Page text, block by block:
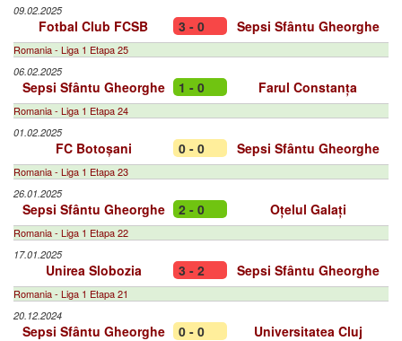
09.02.2025
Fotbal Club FCSB 3 - 0 Sepsi Sfântu Gheorghe
Romania - Liga 1 Etapa 25
06.02.2025
Sepsi Sfântu Gheorghe 1 - 0 Farul Constanța
Romania - Liga 1 Etapa 24
01.02.2025
FC Botoșani 0 - 0 Sepsi Sfântu Gheorghe
Romania - Liga 1 Etapa 23
26.01.2025
Sepsi Sfântu Gheorghe 2 - 0 Oțelul Galați
Romania - Liga 1 Etapa 22
17.01.2025
Unirea Slobozia 3 - 2 Sepsi Sfântu Gheorghe
Romania - Liga 1 Etapa 21
20.12.2024
Sepsi Sfântu Gheorghe 0 - 0 Universitatea Cluj